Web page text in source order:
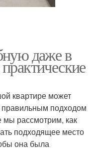
даже в
квартире может
правильным подходом
мы рассмотрим, как
подходящее место
она была